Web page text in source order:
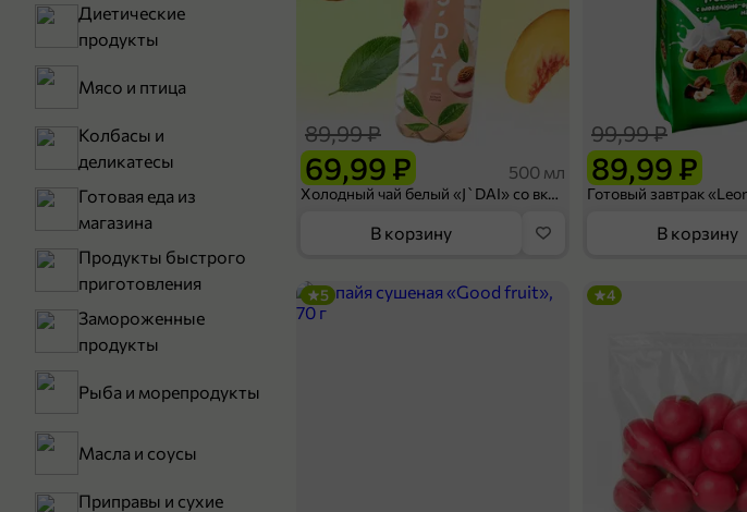
Диетические
продукты
Мясо и птица
Колбасы и
деликатесы
Готовая еда из
магазина
Продукты быстрого
приготовления
Замороженные
продукты
Рыба и морепродукты
Масла и соусы
Приправы и сухие
69,99 ₽
89,99 ₽
500 мл
Холодный чай белый «J`DAI» со вкусом белого персика, 500 мл
В корзину
89,99 ₽
99,99 ₽
В корзину
5 4